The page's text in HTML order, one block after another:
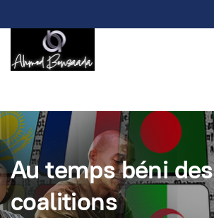
Au temps béni des
coalitions